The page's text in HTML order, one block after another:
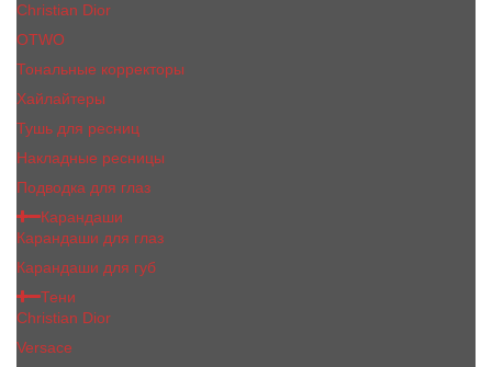
Сhristiаn Diоr
OTWO
Тональные корректоры
Хайлайтеры
Тушь для ресниц
Накладные ресницы
Подводка для глаз
Карандаши
Карандаши для глаз
Карандаши для губ
Тени
Christian Dior
Versace